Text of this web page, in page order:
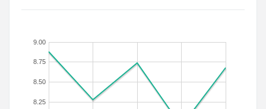
8.25
8.50
8.75
9.00